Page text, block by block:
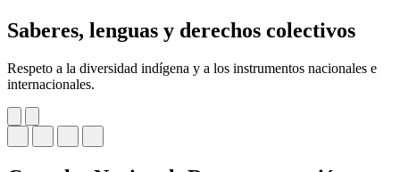
Saberes, lenguas y derechos colectivos
Respeto a la diversidad indígena y a los instrumentos nacionales e
internacionales.